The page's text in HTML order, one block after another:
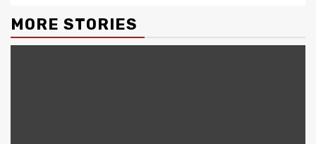
MORE STORIES